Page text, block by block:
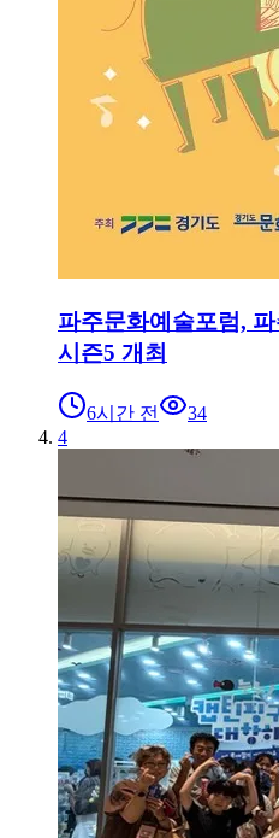
파주문화예술포럼,
시즌5 개최
6시간 전
34
4